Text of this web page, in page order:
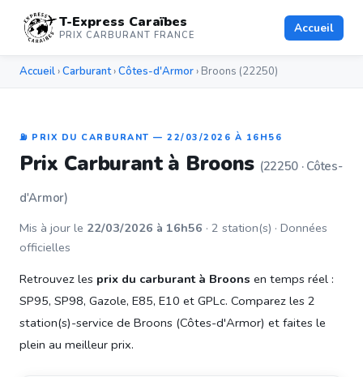
T-Express Caraïbes
PRIX CARBURANT FRANCE Accueil
Accueil ›Carburant›Côtes-d'Armor › Broons (22250)
⛽ PRIX DU CARBURANT — 22/03/2026 À 16H56
Prix Carburant à Broons (22250 · Côtes-
d'Armor)
Mis à jour le 22/03/2026 à 16h56 · 2 station(s) · Données
officielles
Retrouvez les prix du carburant à Broons en temps réel :
SP95, SP98, Gazole, E85, E10 et GPLc. Comparez les 2
station(s)-service de Broons (Côtes-d'Armor) et faites le
plein au meilleur prix.